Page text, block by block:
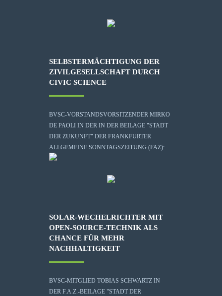
SELBSTERMÄCHTIGUNG DER
ZIVILGESELLSCHAFT DURCH
CIVIC SCIENCE
BVSC-VORSTANDSVORSITZENDER MIRKO
DE PAOLI IN DER IN DER BEILAGE "STADT
DER ZUKUNFT" DER FRANKFURTER
ALLGEMEINE SONNTAGSZEITUNG (FAZ):
SOLAR-WECHELRICHTER MIT
OPEN-SOURCE-TECHNIK ALS
CHANCE FÜR MEHR
NACHHALTIGKEIT
BVSC-MITGLIED TOBIAS SCHWARTZ IN
DER F.A.Z.-BEILAGE "STADT DER